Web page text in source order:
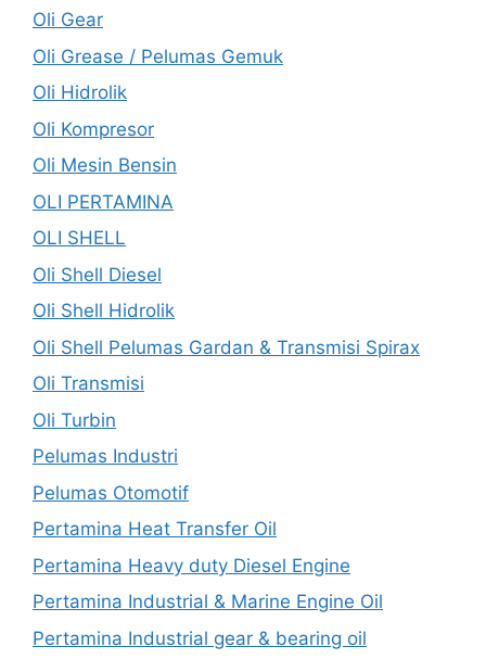
Oli Gear
Oli Grease / Pelumas Gemuk
Oli Hidrolik
Oli Kompresor
Oli Mesin Bensin
OLI PERTAMINA
OLI SHELL
Oli Shell Diesel
Oli Shell Hidrolik
Oli Shell Pelumas Gardan & Transmisi Spirax
Oli Transmisi
Oli Turbin
Pelumas Industri
Pelumas Otomotif
Pertamina Heat Transfer Oil
Pertamina Heavy duty Diesel Engine
Pertamina Industrial & Marine Engine Oil
Pertamina Industrial gear & bearing oil